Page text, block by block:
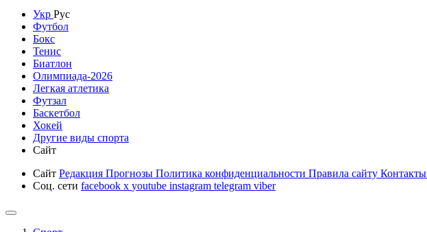
Укр Рус
Футбол
Бокс
Тенис
Биатлон
Олимпиада-2026
Легкая атлетика
Футзал
Баскетбол
Хокей
Другие виды спорта
Сайт
Сайт Редакция Прогнозы Политика конфиденциальности Правила сайту Контакты
Соц. сети facebook x youtube instagram telegram viber